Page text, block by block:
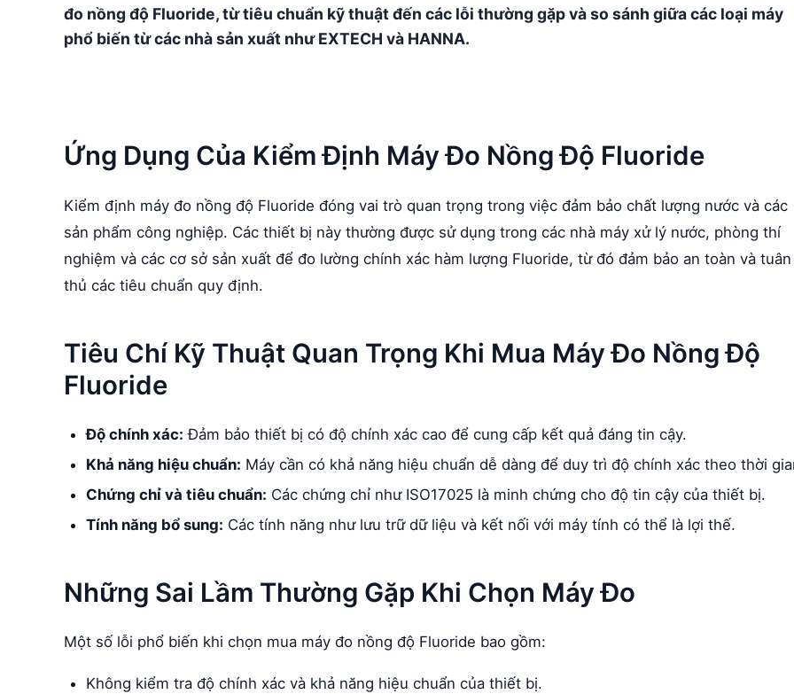
đo nồng độ Fluoride, từ tiêu chuẩn kỹ thuật đến các lỗi thường gặp và so sánh giữa các loại máy
phổ biến từ các nhà sản xuất như EXTECH và HANNA.
Ứng Dụng Của Kiểm Định Máy Đo Nồng Độ Fluoride
Kiểm định máy đo nồng độ Fluoride đóng vai trò quan trọng trong việc đảm bảo chất lượng nước và các
sản phẩm công nghiệp. Các thiết bị này thường được sử dụng trong các nhà máy xử lý nước, phòng thí
nghiệm và các cơ sở sản xuất để đo lường chính xác hàm lượng Fluoride, từ đó đảm bảo an toàn và tuân
thủ các tiêu chuẩn quy định.
Tiêu Chí Kỹ Thuật Quan Trọng Khi Mua Máy Đo Nồng Độ
Fluoride
Độ chính xác: Đảm bảo thiết bị có độ chính xác cao để cung cấp kết quả đáng tin cậy.
Khả năng hiệu chuẩn: Máy cần có khả năng hiệu chuẩn dễ dàng để duy trì độ chính xác theo thời
Chứng chỉ và tiêu chuẩn: Các chứng chỉ như ISO17025 là minh chứng cho độ tin cậy của thiết bị.
Tính năng bổ sung: Các tính năng như lưu trữ dữ liệu và kết nối với máy tính có thể là lợi thế.
Những Sai Lầm Thường Gặp Khi Chọn Máy Đo
Một số lỗi phổ biến khi chọn mua máy đo nồng độ Fluoride bao gồm:
Không kiểm tra độ chính xác và khả năng hiệu chuẩn của thiết bị.